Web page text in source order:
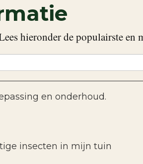
hieronder de populairste en
en onderhoud.
insecten in mijn tuin